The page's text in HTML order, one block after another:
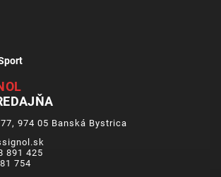
974 05 Banská Bystrica
891 425
754